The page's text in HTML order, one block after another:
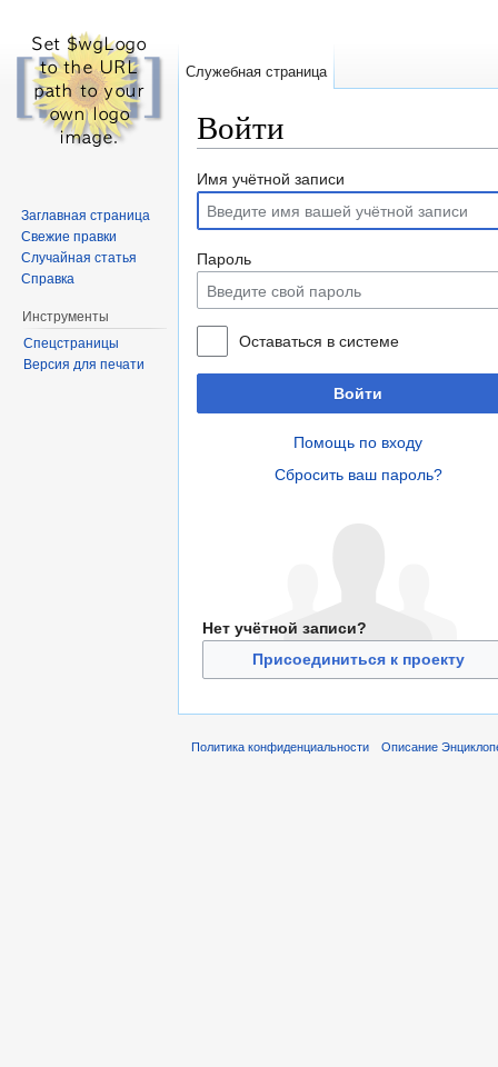
Войти
Имя учётной записи
Пароль
Оставаться в системе
Войти
Помощь по входу
Сбросить ваш пароль?
Нет учётной записи?
Присоединиться к проекту
Служебная страница
Заглавная страница
Свежие правки
Случайная статья
Справка
Инструменты
Спецстраницы
Версия для печати
Политика конфиденциальности Описание